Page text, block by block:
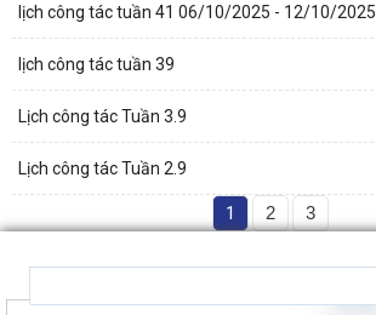
lịch công tác tuần 41 06/10/2025 - 12/10/2025
lịch công tác tuần 39
Lịch công tác Tuần 3.9
Lịch công tác Tuần 2.9
1 2 3